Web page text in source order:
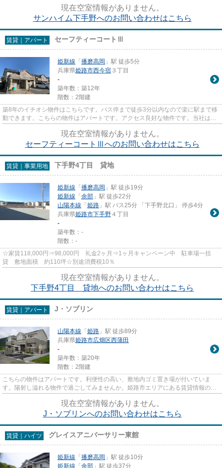
現在空室情報がありません。
サンハイム下手野へのお問い合わせはこちら
賃貸｜アパート セーフティーコートⅢ
姫新線 「播磨高岡 」駅 徒歩5分
兵庫県姫路市西今宿 ３丁目
-
築年数：築12年
階数：2階建
築8年のイチオシ物件はこちらです。バス停まで徒歩3分以内なので楽に駅まで移
動できます。こちらの物件はアパートです。アクセス良好な物件です。当社は姫
路市にある賃貸物件情報を豊...
現在空室情報がありません。
セーフティーコートⅢへのお問い合わせはこちら
賃貸｜事業用地 下手野4丁目 貸地
姫新線 「播磨高岡 」駅 徒歩19分
姫新線 「余部 」駅 徒歩22分
山陽本線 「姫路 」駅 バス25分 「下手野北口」 停歩4分
兵庫県姫路市下手野 ４丁目
-
築年数：-
階数：-
☆家賃118,000円⇒98,000円 礼金2ヶ月⇒1ヶ月キャンペーン中 駐車場一括
貸 敷地面積 約110坪☆別途消費税10％
現在空室情報がありません。
下手野4丁目 貸地へのお問い合わせはこちら
賃貸｜アパート J・ソブリン
山陽本線 「姫路 」駅 徒歩89分
兵庫県姫路市広畑区西蒲田
-
築年数：築20年
階数：2階建
こちらの物件はアパートです。利便性の高い、敷地内ゴミ置き場が付いていま
す。陽射し溢れる物件で過ごしてみませんか。姫路市エリアにある賃貸情報のこ
となら、地域に密着した当社へ...
現在空室情報がありません。
J・ソブリンへのお問い合わせはこちら
賃貸｜ハイツ グレイスアニバーサリー東館
姫新線 「播磨高岡 」駅 徒歩10分
姫新線 「余部 」駅 徒歩37分